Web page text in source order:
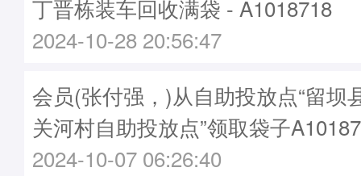
丁晋栋装车回收满袋 - A1018718
2024-10-28 20:56:47
会员(张付强，)从自助投放点“留坝
关河村自助投放点”领取袋子
2024-10-07 06:26:40